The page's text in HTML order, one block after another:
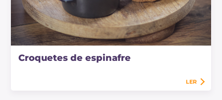
Croquetes de espinafre
LER